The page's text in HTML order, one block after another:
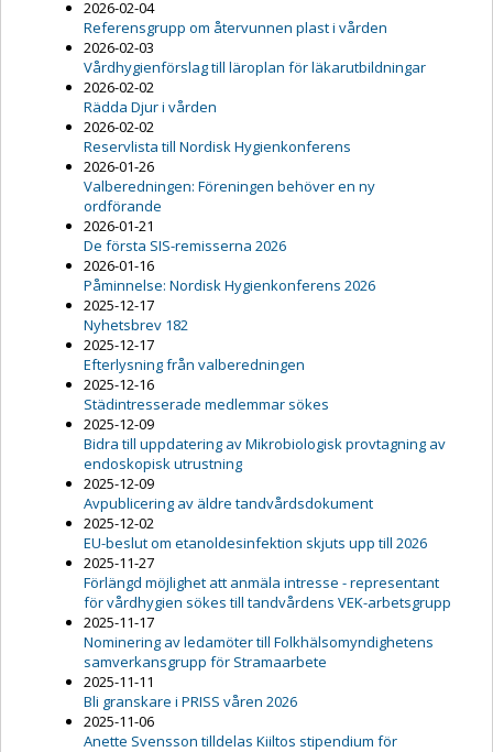
2026-02-04
Referensgrupp om återvunnen plast i vården
2026-02-03
Vårdhygienförslag till läroplan för läkarutbildningar
2026-02-02
Rädda Djur i vården
2026-02-02
Reservlista till Nordisk Hygienkonferens
2026-01-26
Valberedningen: Föreningen behöver en ny
ordförande
2026-01-21
De första SIS-remisserna 2026
2026-01-16
Påminnelse: Nordisk Hygienkonferens 2026
2025-12-17
Nyhetsbrev 182
2025-12-17
Efterlysning från valberedningen
2025-12-16
Städintresserade medlemmar sökes
2025-12-09
Bidra till uppdatering av Mikrobiologisk provtagning av
endoskopisk utrustning
2025-12-09
Avpublicering av äldre tandvårdsdokument
2025-12-02
EU-beslut om etanoldesinfektion skjuts upp till 2026
2025-11-27
Förlängd möjlighet att anmäla intresse - representant
för vårdhygien sökes till tandvårdens VEK-arbetsgrupp
2025-11-17
Nominering av ledamöter till Folkhälsomyndighetens
samverkansgrupp för Stramaarbete
2025-11-11
Bli granskare i PRISS våren 2026
2025-11-06
Anette Svensson tilldelas Kiiltos stipendium för